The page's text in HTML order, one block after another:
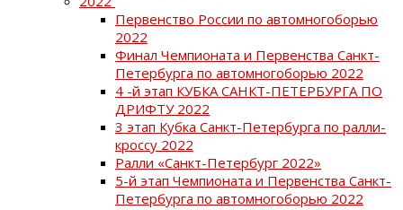
Первенство России по автомногоборью
2022
Финал Чемпионата и Первенства Санкт-
Петербурга по автомногоборью 2022
4 -й этап КУБКА САНКТ-ПЕТЕРБУРГА ПО
ДРИФТУ 2022
3 этап Кубка Санкт-Петербурга по ралли-
кроссу 2022
Ралли «Санкт-Петербург 2022»
5-й этап Чемпионата и Первенства Санкт-
Петербурга по автомногоборью 2022